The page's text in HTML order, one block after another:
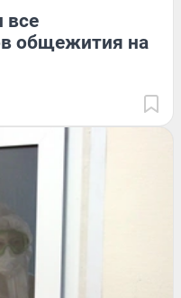
все
общежития на